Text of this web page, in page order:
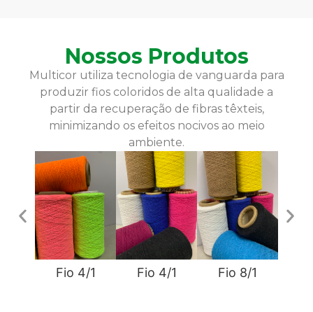
Nossos Produtos
Multicor utiliza tecnologia de vanguarda para
produzir fios coloridos de alta qualidade a
partir da recuperação de fibras têxteis,
minimizando os efeitos nocivos ao meio
ambiente.
Fio 4/1 Fio 4/1 Fio 8/1